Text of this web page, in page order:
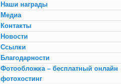
Наши награды
Медиа
Контакты
Новости
Ссылки
Благодарности
Фотообложка – бесплатный онлайн
фотохостинг